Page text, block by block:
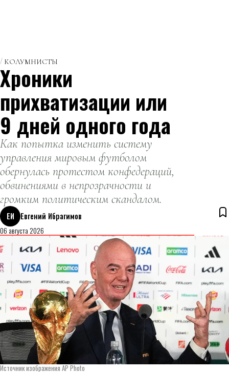
КОЛУМНИСТЫ
Хроники
прихватизации или
9 дней одного года
Как попытка изменить систему
управления мировым футболом
обернулась протестом конфедераций,
обвинениями в непрозрачности и
громким политическим скандалом.
ЕИ
Евгений Ибрагимов
06 августа 2026
Источник изображения AP Photo